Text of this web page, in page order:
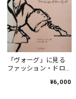
「ヴォーグ」に見る
ファッション・ドロ
¥6,000